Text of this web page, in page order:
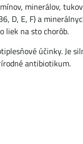
minerálov,
D, E, F) a
liek na sto chorôb.
účinky. Je
antibiotikum.